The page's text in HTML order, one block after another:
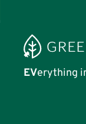
EVerything